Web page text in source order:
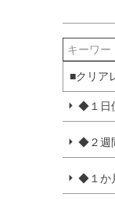
■クリア
◆１日
◆２週
◆１か